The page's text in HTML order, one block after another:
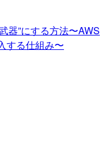
器”にする方法〜AWS
する仕組み〜